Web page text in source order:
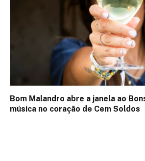
Bom Malandro abre a janela ao
música no coração de Cem Soldos